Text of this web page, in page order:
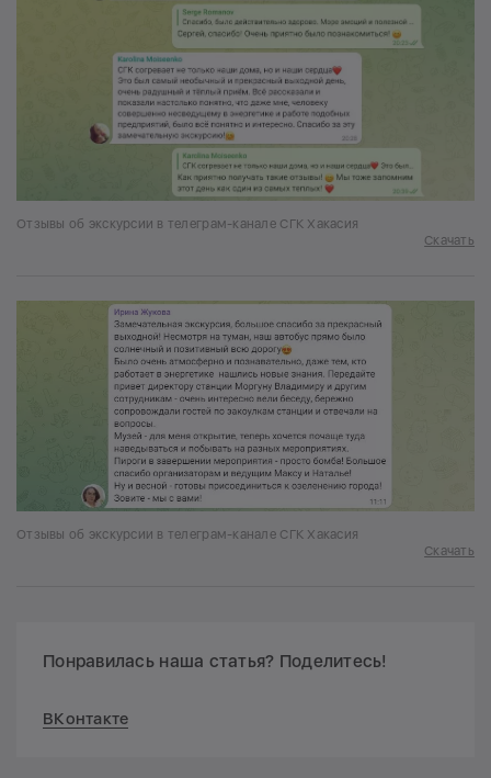
Отзывы об экскурсии в телеграм-канале СГК Хакасия
Скачать
Отзывы об экскурсии в телеграм-канале СГК Хакасия
Скачать
Понравилась наша статья? Поделитесь!
ВКонтакте